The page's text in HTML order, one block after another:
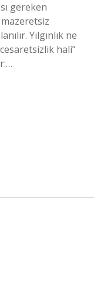
gereken
Yılgınlık ne
hali”